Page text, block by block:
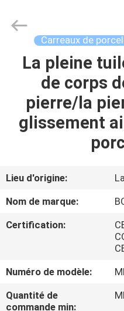
MAISON
VIDÉOS
PROPOS
NOUS
CERAMICS
Carreaux de
La pleine
de corps
pierre/la
glissement
Lieu d'origine:
Nom de marque:
Certification:
Numéro de modèle:
Quantité de
commande min: